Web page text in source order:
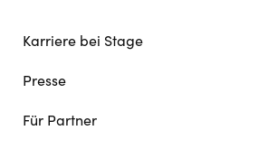
Karriere bei Stage
Presse
Für Partner